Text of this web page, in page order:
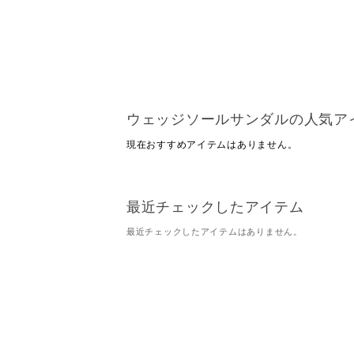
ウェッジソールサンダルの人気ア
現在おすすめアイテムはありません。
最近チェックしたアイテム
最近チェックしたアイテムはありません。